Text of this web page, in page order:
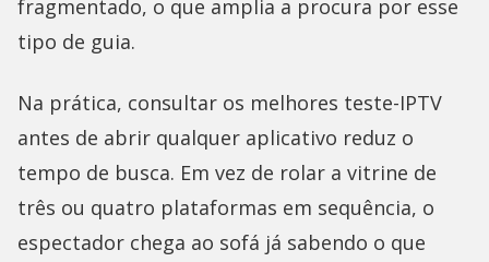
fragmentado, o que amplia a procura por esse
tipo de guia.
Na prática, consultar os melhores teste-IPTV
antes de abrir qualquer aplicativo reduz o
tempo de busca. Em vez de rolar a vitrine de
três ou quatro plataformas em sequência, o
espectador chega ao sofá já sabendo o que